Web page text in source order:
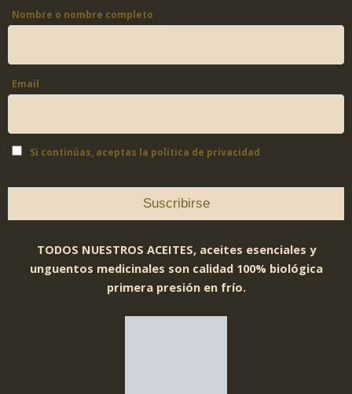
Nombre o nombre completo
Email
Si continúas, aceptas la política de privacidad
TODOS NUESTROS ACEITES, aceites esenciales y
unguentos medicinales son calidad 100% biológica
primera presión en frío.